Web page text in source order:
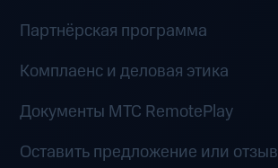
Партнёрская программа
Комплаенс и деловая этика
Документы MTC RemotePlay
Оставить предложение или отзыв